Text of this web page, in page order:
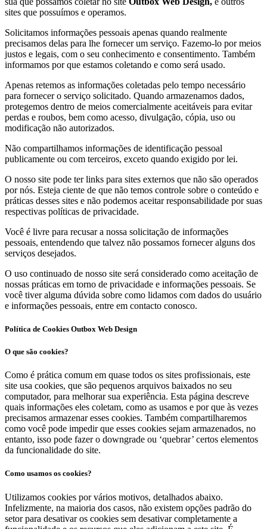
sites que possuímos e operamos.
Solicitamos informações pessoais apenas quando realmente
precisamos delas para lhe fornecer um serviço. Fazemo-lo por meios
justos e legais, com o seu conhecimento e consentimento. Também
informamos por que estamos coletando e como será usado.
Apenas retemos as informações coletadas pelo tempo necessário
para fornecer o serviço solicitado. Quando armazenamos dados,
protegemos dentro de meios comercialmente aceitáveis ​​para evitar
perdas e roubos, bem como acesso, divulgação, cópia, uso ou
modificação não autorizados.
Não compartilhamos informações de identificação pessoal
publicamente ou com terceiros, exceto quando exigido por lei.
O nosso site pode ter links para sites externos que não são operados
por nós. Esteja ciente de que não temos controle sobre o conteúdo e
práticas desses sites e não podemos aceitar responsabilidade por suas
respectivas políticas de privacidade.
Você é livre para recusar a nossa solicitação de informações
pessoais, entendendo que talvez não possamos fornecer alguns dos
serviços desejados.
O uso continuado de nosso site será considerado como aceitação de
nossas práticas em torno de privacidade e informações pessoais. Se
você tiver alguma dúvida sobre como lidamos com dados do usuário
e informações pessoais, entre em contacto conosco.
Política de Cookies Outbox Web Design
O que são cookies?
Como é prática comum em quase todos os sites profissionais, este
site usa cookies, que são pequenos arquivos baixados no seu
computador, para melhorar sua experiência. Esta página descreve
quais informações eles coletam, como as usamos e por que às vezes
precisamos armazenar esses cookies. Também compartilharemos
como você pode impedir que esses cookies sejam armazenados, no
entanto, isso pode fazer o downgrade ou ‘quebrar’ certos elementos
da funcionalidade do site.
Como usamos os cookies?
Utilizamos cookies por vários motivos, detalhados abaixo.
Infelizmente, na maioria dos casos, não existem opções padrão do
setor para desativar os cookies sem desativar completamente a